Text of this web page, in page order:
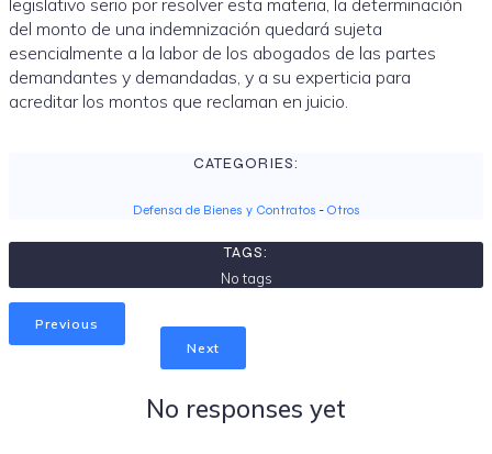
del monto de una indemnización quedará sujeta
esencialmente a la labor de los abogados de las partes
demandantes y demandadas, y a su experticia para
acreditar los montos que reclaman en juicio.
CATEGORIES:
Defensa de Bienes y Contratos - Otros
TAGS:
No tags
Previous
Next
No responses yet